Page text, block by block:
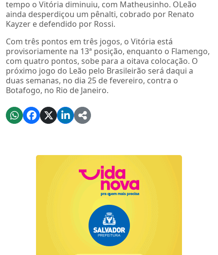
tempo o Vitória diminuiu, com Matheusinho. OLeão
ainda desperdiçou um pênalti, cobrado por Renato
Kayzer e defendido por Rossi.
Com três pontos em três jogos, o Vitória está
provisoriamente na 13ª posição, enquanto o Flamengo,
com quatro pontos, sobe para a oitava colocação. O
próximo jogo do Leão pelo Brasileirão será daqui a
duas semanas, no dia 25 de fevereiro, contra o
Botafogo, no Rio de Janeiro.